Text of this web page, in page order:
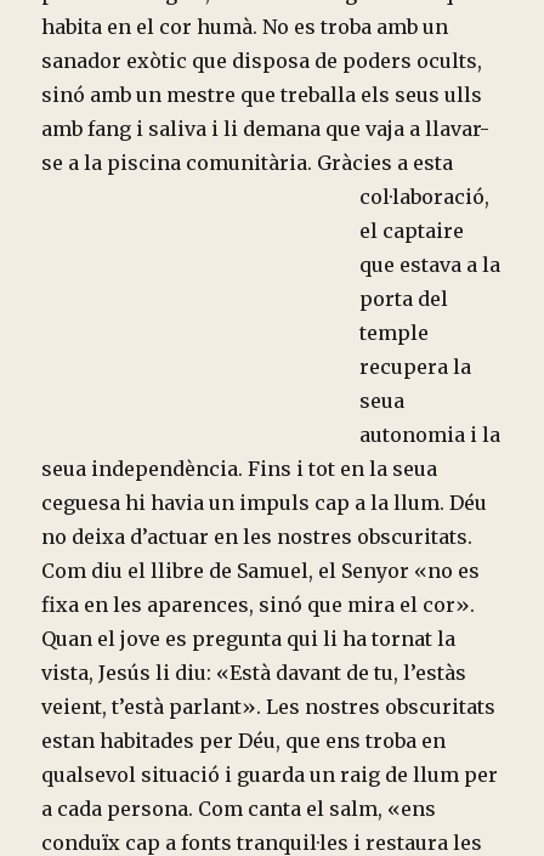
habita en el cor humà. No es troba amb un
sanador exòtic que disposa de poders ocults,
sinó amb un mestre que treballa els seus ulls
amb fang i saliva i li demana que vaja a llavar-
se a la piscina comunitària. Gràcies a esta
col·laboració,
el captaire
que estava a la
porta del
temple
recupera la
seua
autonomia i la
seua independència. Fins i tot en la seua
ceguesa hi havia un impuls cap a la llum. Déu
no deixa d’actuar en les nostres obscuritats.
Com diu el llibre de Samuel, el Senyor «no es
fixa en les aparences, sinó que mira el cor».
Quan el jove es pregunta qui li ha tornat la
vista, Jesús li diu: «Està davant de tu, l’estàs
veient, t’està parlant». Les nostres obscuritats
estan habitades per Déu, que ens troba en
qualsevol situació i guarda un raig de llum per
a cada persona. Com canta el salm, «ens
conduïx cap a fonts tranquil·les i restaura les